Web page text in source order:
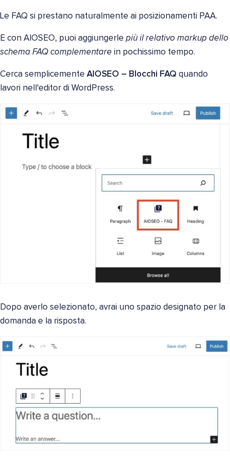
Le FAQ si prestano naturalmente ai posizionamenti PAA.
E con AIOSEO, puoi aggiungerle più il relativo markup dello
schema FAQ complementare in pochissimo tempo.
Cerca semplicemente AIOSEO – Blocchi FAQ quando
lavori nell'editor di WordPress.
Dopo averlo selezionato, avrai uno spazio designato per la
domanda e la risposta.